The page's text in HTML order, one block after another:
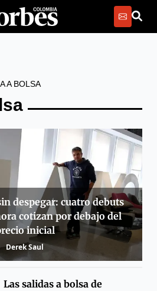
A BOLSA
despegar: cuatro debuts
cotizan por debajo del
inicial
Derek Saul
Las salidas a bolsa de